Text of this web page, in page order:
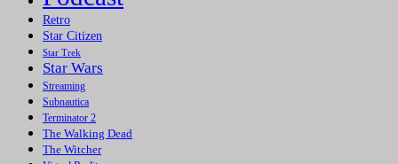
Retro
Star Citizen
Star Trek
Star Wars
Streaming
Subnautica
Terminator 2
The Walking Dead
The Witcher